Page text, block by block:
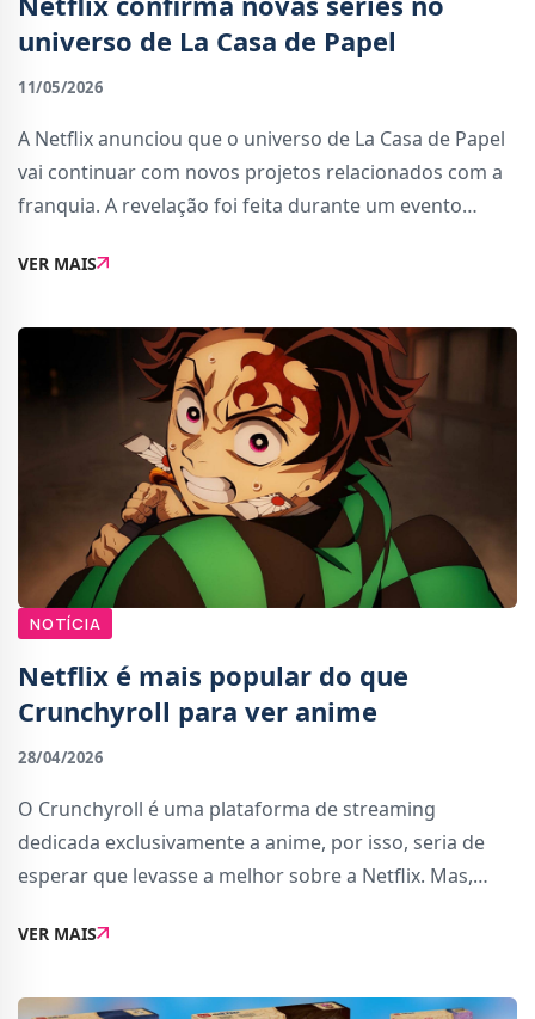
universo de La Casa de Papel
11/05/2026
A Netflix anunciou que o universo de La Casa de Papel
vai continuar com novos projetos relacionados com a
franquia. A revelação foi feita durante um evento
a plataforma organizou uma apresenta
VER MAIS
NOTÍCIA
Netflix é mais popular do que
Crunchyroll para ver anime
28/04/2026
O Crunchyroll é uma plataforma de streaming
dedicada exclusivamente a anime, por isso, seria de
esperar que levasse a melhor sobre a Netflix. Mas,
em 15 países com 15 mil participantes, o estu
VER MAIS